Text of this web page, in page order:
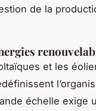
de la
et les
échelle exige